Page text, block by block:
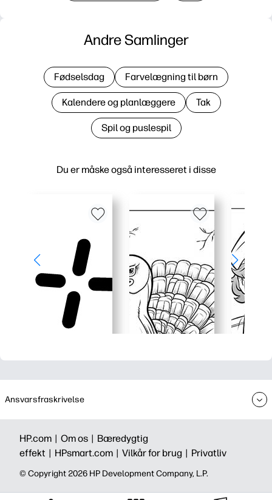
Du er måske også interesseret i disse
Andre Samlinger
Fødselsdag Farvelægning til børn
Kalendere og planlæggere Tak
Spil og puslespil
Ansvarsfraskrivelse
HP.com | Om os | Bæredygtig
effekt | HPsmart.com | Vilkår for brug | Privatliv
©️ Copyright 2026 HP Development Company, L.P.